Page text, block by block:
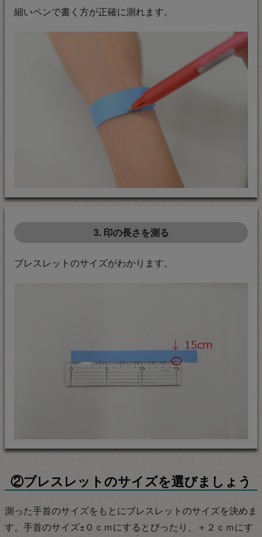
細いペンで書く方が正確に測れます。
3. 印の長さを測る
ブレスレットのサイズがわかります。
②ブレスレットのサイズを選びましょう
測った手首のサイズをもとにブレスレットのサイズを決めま
す。手首のサイズ±０ｃｍにするとぴったり、＋２ｃｍにす